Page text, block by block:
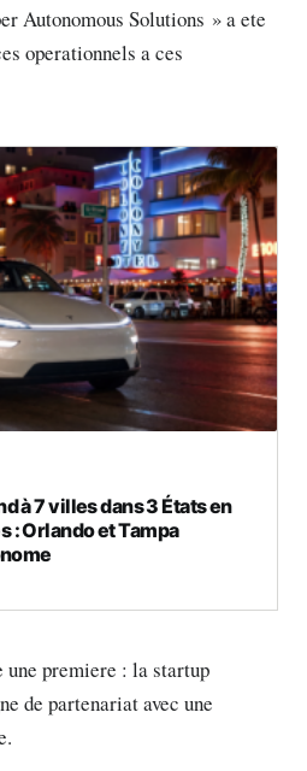
Autonomous Solutions » a ete
operationnels a ces
à 7 villes dans 3 États en
: Orlando et Tampa
une premiere : la startup
de partenariat avec une